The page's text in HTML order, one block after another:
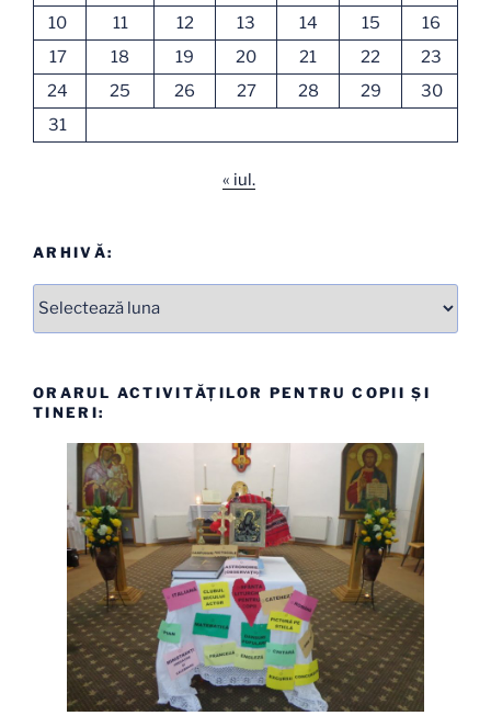
10
11 12 13 14 15
16
17
18 19 20 21 22
23
24
25 26 27 28 29
30
31
« iul.
ARHIVĂ:
Arhive
ORARUL ACTIVITĂȚILOR PENTRU COPII ȘI
TINERI: